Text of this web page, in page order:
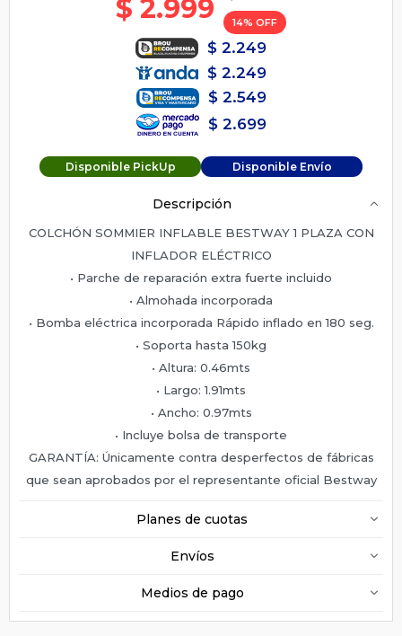
$ 2.999 14
$ 2.249
$ 2.249
$ 2.549
$ 2.699
Disponible PickUp Disponible Envío
Descripción
COLCHÓN SOMMIER INFLABLE BESTWAY 1 PLAZA CON
INFLADOR ELÉCTRICO
• Parche de reparación extra fuerte incluido
• Almohada incorporada
• Bomba eléctrica incorporada Rápido inflado en 180 seg.
• Soporta hasta 150kg
• Altura: 0.46mts
• Largo: 1.91mts
• Ancho: 0.97mts
• Incluye bolsa de transporte
GARANTÍA: Únicamente contra desperfectos de fábricas
que sean aprobados por el representante oficial Bestway
Planes de cuotas
Envíos
Medios de pago